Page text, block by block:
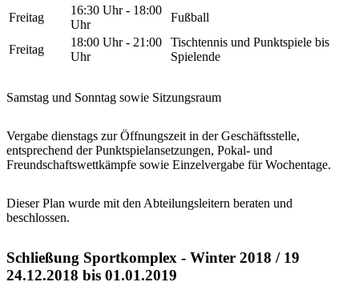
Freitag
16:30 Uhr - 18:00
Uhr
Fußball
Freitag
18:00 Uhr - 21:00
Uhr
Tischtennis und Punktspiele bis
Spielende
Samstag und Sonntag sowie Sitzungsraum
Vergabe dienstags zur Öffnungszeit in der Geschäftsstelle,
entsprechend der Punktspielansetzungen, Pokal- und
Freundschaftswettkämpfe sowie Einzelvergabe für Wochentage.
Dieser Plan wurde mit den Abteilungsleitern beraten und
beschlossen.
Schließung Sportkomplex - Winter 2018 / 19
24.12.2018 bis 01.01.2019